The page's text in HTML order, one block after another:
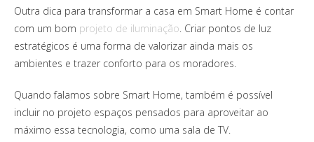
Outra dica para transformar a casa em Smart Home é contar
com um bom projeto de iluminação. Criar pontos de luz
estratégicos é uma forma de valorizar ainda mais os
ambientes e trazer conforto para os moradores.
Quando falamos sobre Smart Home, também é possível
incluir no projeto espaços pensados para aproveitar ao
máximo essa tecnologia, como uma sala de TV.